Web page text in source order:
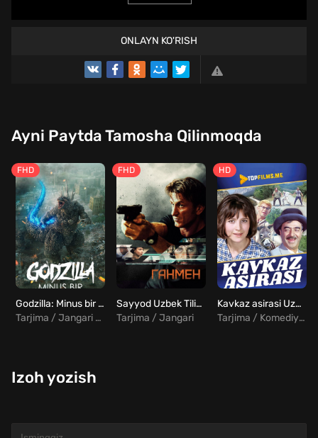
ONLAYN KO'RISH
Ayni Paytda Tamosha Qilinmoqda
FHD
Godzilla: Minus bir Uzbek Tilida
Tarjima / Jangari / Drama / Fantastika
FHD
Sayyod Uzbek Tilida
Tarjima / Jangari
HD
Kavkaz asirasi Uzbek tilida
Tarjima / Komediya / Melodrama / Sarguzasht
Izoh yozish